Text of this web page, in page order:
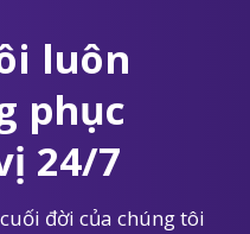
luôn
phục
24/7
đời của chúng tôi